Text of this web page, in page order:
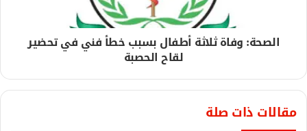
الصحة: وفاة ثلاثة أطفال بسبب خطأ فني في تحضير
لقاح الحصبة
مقالات ذات صلة